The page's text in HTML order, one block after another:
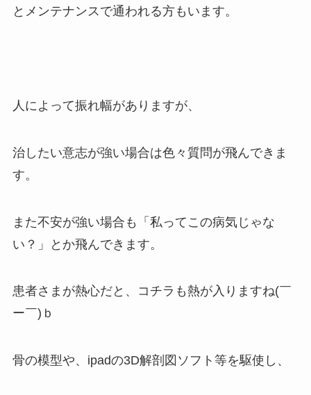
とメンテナンスで通われる方もいます。
人によって振れ幅がありますが、
治したい意志が強い場合は色々質問が飛んできま
す。
また不安が強い場合も「私ってこの病気じゃな
い？」とか飛んできます。
患者さまが熱心だと、コチラも熱が入りますね(￣
ー￣)ｂ
骨の模型や、ipadの3D解剖図ソフト等を駆使し、